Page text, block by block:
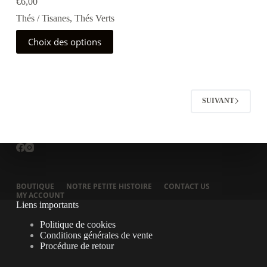
Thés / Tisanes, Thés Verts
Choix des options
Ce
produit
a
sur
la
produit
SUIVANT
BOUTIQUE NOTRE PETITE HISTOIRE
CONTACT US
MY ACCOUNT
Liens importants
Politique de cookies
Conditions générales de vente
Procédure de retour